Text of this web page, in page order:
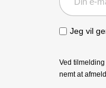
Jeg vil
Ved
nemt at